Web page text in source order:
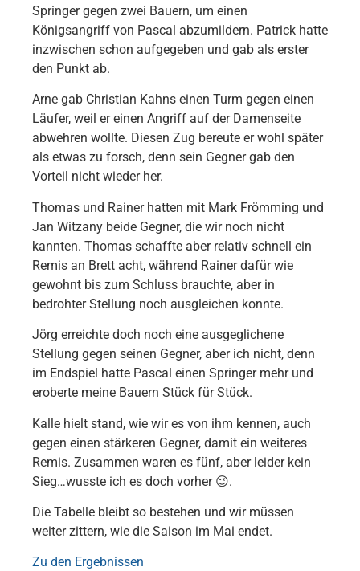
Springer gegen zwei Bauern, um einen
Königsangriff von Pascal abzumildern. Patrick hatte
inzwischen schon aufgegeben und gab als erster
den Punkt ab.
Arne gab Christian Kahns einen Turm gegen einen
Läufer, weil er einen Angriff auf der Damenseite
abwehren wollte. Diesen Zug bereute er wohl später
als etwas zu forsch, denn sein Gegner gab den
Vorteil nicht wieder her.
Thomas und Rainer hatten mit Mark Frömming und
Jan Witzany beide Gegner, die wir noch nicht
kannten. Thomas schaffte aber relativ schnell ein
Remis an Brett acht, während Rainer dafür wie
gewohnt bis zum Schluss brauchte, aber in
bedrohter Stellung noch ausgleichen konnte.
Jörg erreichte doch noch eine ausgeglichene
Stellung gegen seinen Gegner, aber ich nicht, denn
im Endspiel hatte Pascal einen Springer mehr und
eroberte meine Bauern Stück für Stück.
Kalle hielt stand, wie wir es von ihm kennen, auch
gegen einen stärkeren Gegner, damit ein weiteres
Remis. Zusammen waren es fünf, aber leider kein
Sieg…wusste ich es doch vorher 😉.
Die Tabelle bleibt so bestehen und wir müssen
weiter zittern, wie die Saison im Mai endet.
Zu den Ergebnissen